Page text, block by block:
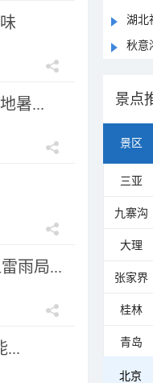
暑...
雨局...
...
湖北
秋意
景点
景区
三亚
九寨沟
大理
张家界
桂林
青岛
北京